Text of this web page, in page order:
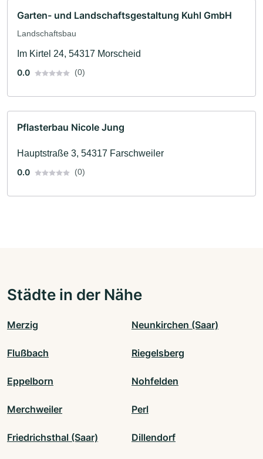
Garten- und Landschaftsgestaltung Kuhl GmbH
Landschaftsbau
Im Kirtel 24, 54317 Morscheid
0.0
(0)
Pflasterbau Nicole Jung
Hauptstraße 3, 54317 Farschweiler
0.0
(0)
Städte in der Nähe
Merzig Neunkirchen (Saar)
Flußbach Riegelsberg
Eppelborn Nohfelden
Merchweiler Perl
Friedrichsthal (Saar) Dillendorf